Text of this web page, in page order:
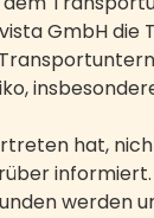
GmbH
hat,
werden